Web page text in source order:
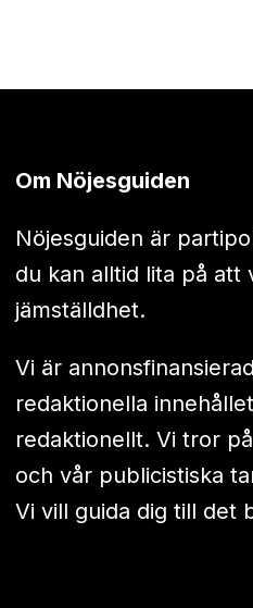
Om Nöjesguiden
Nöjesguiden är
du kan alltid lita på att
jämställdhet.
Vi är
redaktionella
redaktionellt. Vi tror
och vår publicistiska
Vi vill guida dig till det